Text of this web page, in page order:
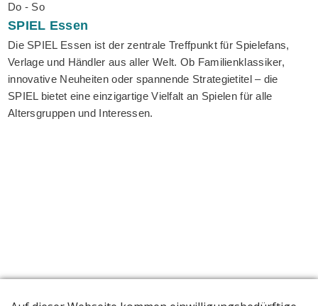
Do - So
SPIEL Essen
Die SPIEL Essen ist der zentrale Treffpunkt für Spielefans,
Verlage und Händler aus aller Welt. Ob Familienklassiker,
innovative Neuheiten oder spannende Strategietitel – die
SPIEL bietet eine einzigartige Vielfalt an Spielen für alle
Altersgruppen und Interessen.